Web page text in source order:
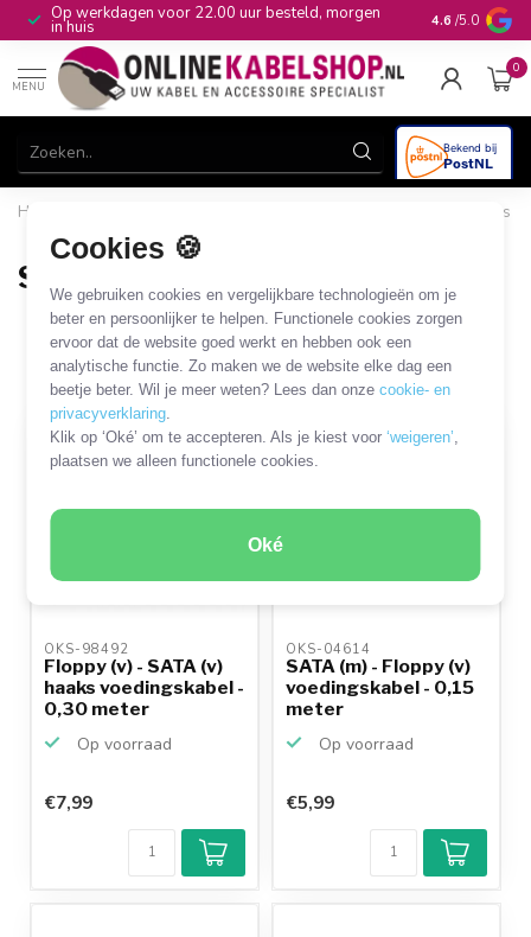
Cookies 🍪
We gebruiken cookies en vergelijkbare technologieën om je
beter en persoonlijker te helpen. Functionele cookies zorgen
ervoor dat de website goed werkt en hebben ook een
analytische functie. Zo maken we de website elke dag een
beetje beter. Wil je meer weten? Lees dan onzecookie- en
privacyverklaring.
Klik op ‘Oké’ om te accepteren. Als je kiest voor‘weigeren’,
plaatsen we alleen functionele cookies.
Oké
Op werkdagen voor 22.00 uur besteld, morgen
in huis 10+jaar
4.6 /5.0
MENU
0
Home
HDD/SSD en overige drives
SATA voedingskabels en adapters
SATA 15-pins - Floppy
14 PRODUCTEN
Filters SORTEER OP
OKS-98492
Floppy (v) - SATA (v)
haaks voedingskabel -
0,30 meter
Op voorraad
€7,99
OKS-04614
SATA (m) - Floppy (v)
voedingskabel - 0,15
meter
Op voorraad
€5,99